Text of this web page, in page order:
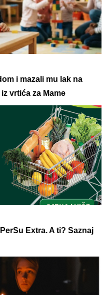
i mazali mu lak na
vrtića za Mame
Extra. A ti? Saznaj